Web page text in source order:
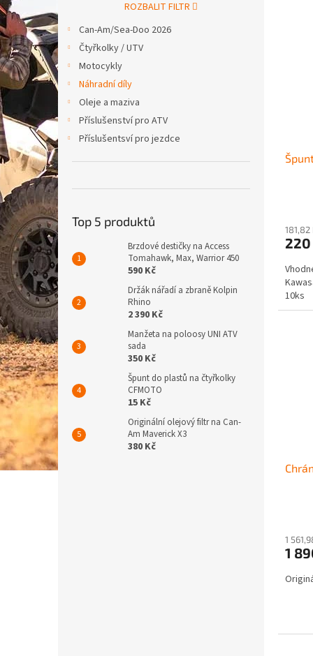
ROZBALIT FILTR
Can-Am/Sea-Doo 2026
Čtyřkolky / UTV
Motocykly
Náhradní díly
Oleje a maziva
Příslušenství pro ATV
Příslušentsví pro jezdce
Top 5 produktů
Brzdové destičky na Access
Tomahawk, Max, Warrior 450
590 Kč
Držák nářadí a zbraně Kolpin
Rhino
2 390 Kč
Manžeta na poloosy UNI ATV
sada
350 Kč
Špunt do plastů na čtyřkolky
CFMOTO
15 Kč
Originální olejový filtr na Can-
Am Maverick X3
380 Kč
181,82
220
10ks
1
1